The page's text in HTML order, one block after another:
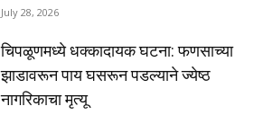
July 28, 2026
चिपळूणमध्ये धक्कादायक घटना: फणसाच्या
झाडावरून पाय घसरून पडल्याने ज्येष्ठ
नागरिकाचा मृत्यू